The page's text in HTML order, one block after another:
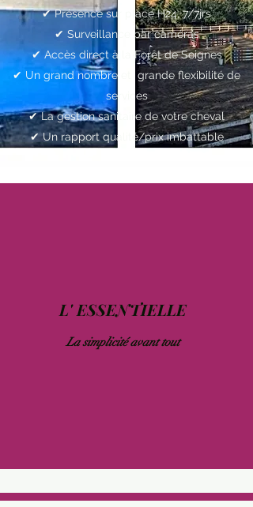
✔︎ Présence sur place H24, 7/7jrs
✔︎ Surveillance par caméras
✔︎ Accès direct à la Forêt de Soignes
✔︎ Un grand nombre et grande flexibilité de
services
✔︎ La gestion sanitaire de votre cheval
✔︎ Un rapport qualité/prix imbattable
L' ESSENTIELLE
La simplicité avant tout